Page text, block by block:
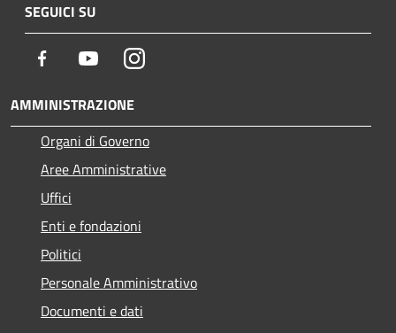
SEGUICI SU
Facebook YoutubeInstagram
AMMINISTRAZIONE
Organi di Governo
Aree Amministrative
Uffici
Enti e fondazioni
Politici
Personale Amministrativo
Documenti e dati